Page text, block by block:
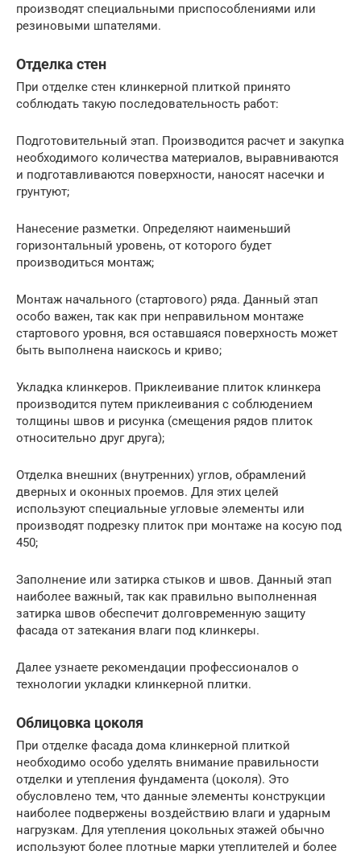
производят специальными приспособлениями или
резиновыми шпателями.
Отделка стен
При отделке стен клинкерной плиткой принято
соблюдать такую последовательность работ:
Подготовительный этап. Производится расчет и закупка
необходимого количества материалов, выравниваются
и подготавливаются поверхности, наносят насечки и
грунтуют;
Нанесение разметки. Определяют наименьший
горизонтальный уровень, от которого будет
производиться монтаж;
Монтаж начального (стартового) ряда. Данный этап
особо важен, так как при неправильном монтаже
стартового уровня, вся оставшаяся поверхность может
быть выполнена наискось и криво;
Укладка клинкеров. Приклеивание плиток клинкера
производится путем приклеивания с соблюдением
толщины швов и рисунка (смещения рядов плиток
относительно друг друга);
Отделка внешних (внутренних) углов, обрамлений
дверных и оконных проемов. Для этих целей
используют специальные угловые элементы или
производят подрезку плиток при монтаже на косую под
450;
Заполнение или затирка стыков и швов. Данный этап
наиболее важный, так как правильно выполненная
затирка швов обеспечит долговременную защиту
фасада от затекания влаги под клинкеры.
Далее узнаете рекомендации профессионалов о
технологии укладки клинкерной плитки.
Облицовка цоколя
При отделке фасада дома клинкерной плиткой
необходимо особо уделять внимание правильности
отделки и утепления фундамента (цоколя). Это
обусловлено тем, что данные элементы конструкции
наиболее подвержены воздействию влаги и ударным
нагрузкам. Для утепления цокольных этажей обычно
используют более плотные марки утеплителей и более